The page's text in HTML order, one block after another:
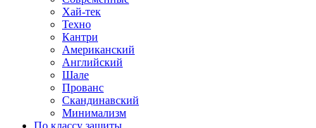
Хай-тек
Техно
Кантри
Американский
Английский
Шале
Прованс
Скандинавский
Минимализм